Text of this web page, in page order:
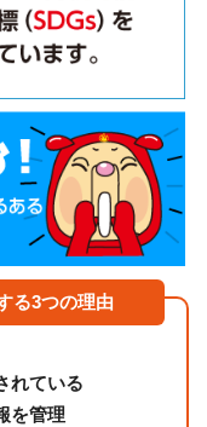
る3つの理由
れている
を管理